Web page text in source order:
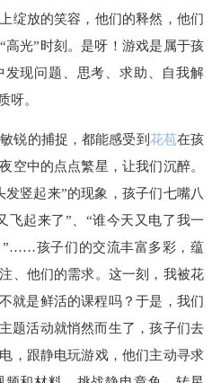
绽放的笑容，他们的释然，他们
“高光”时刻 。 是呀 ！ 游戏是属于孩
发现问题、思考、求助、自我解
呀。
锐的捕捉 ，都能感受到 花苞在孩
空中的点点繁星，让我们沉醉。
发竖起来”的现象 ，孩子们七嘴八
飞起来了”
“谁今天又电了我一
”……孩子们的交流丰富多彩，蕴
、他们的需求。 这一刻，我被花
就是鲜活的课程吗？于是，我们
主题活动就悄然而生了，孩子们去
，跟静电玩游戏，他们主动寻求